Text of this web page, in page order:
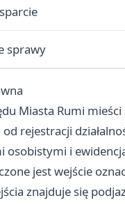
sprawy
Miasta Rumi
rejestracji
osobistymi i
jest wejście
znajduje się